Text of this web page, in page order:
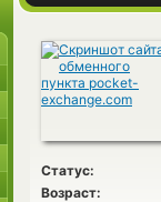
Статус:
Возраст: